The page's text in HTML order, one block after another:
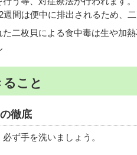
間は便中に排出されるため、
た二枚貝による食中毒は生や加
こと
徹底
ず手を洗いましょう。